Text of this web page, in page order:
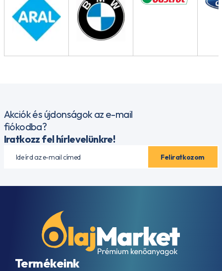
Akciók és újdonságok az e-mail
fiókodba?
Iratkozz fel hírlevelünkre!
Termékeink